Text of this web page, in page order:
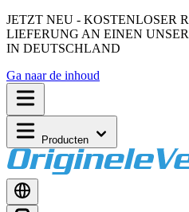
JETZT NEU - KOSTENLOSER
LIEFERUNG AN EINEN
IN DEUTSCHLAND
Ga naar de inhoud
Producten